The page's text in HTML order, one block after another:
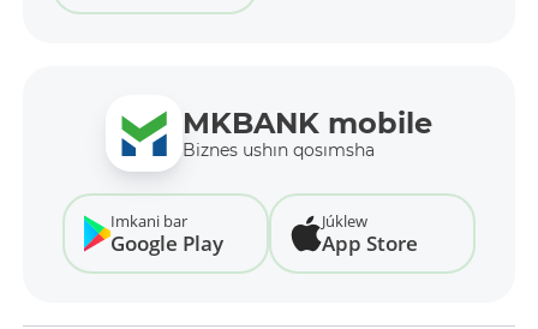
MKBANK mobile
Biznes ushın qosımsha
Imkani bar
Google Play
Júklew
App Store